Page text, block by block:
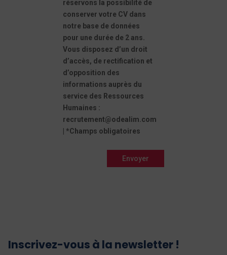
réservons la possibilité de
conserver votre CV dans
notre base de données
pour une durée de 2 ans.
Vous disposez d’un droit
d’accès, de rectification et
d’opposition des
informations auprès du
service des Ressources
Humaines :
recrutement@odealim.com
| *Champs obligatoires
Envoyer
Inscrivez-vous à la newsletter !